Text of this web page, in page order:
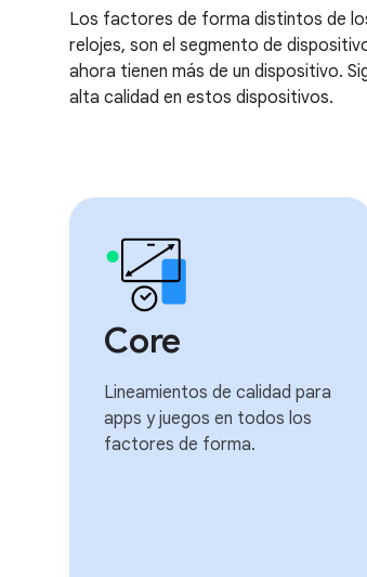
Los factores de forma distintos de
relojes, son el segmento de
ahora tienen más de un dispositivo.
alta calidad en estos dispositivos.
Core
Lineamientos de calidad para
apps y juegos en todos los
factores de forma.